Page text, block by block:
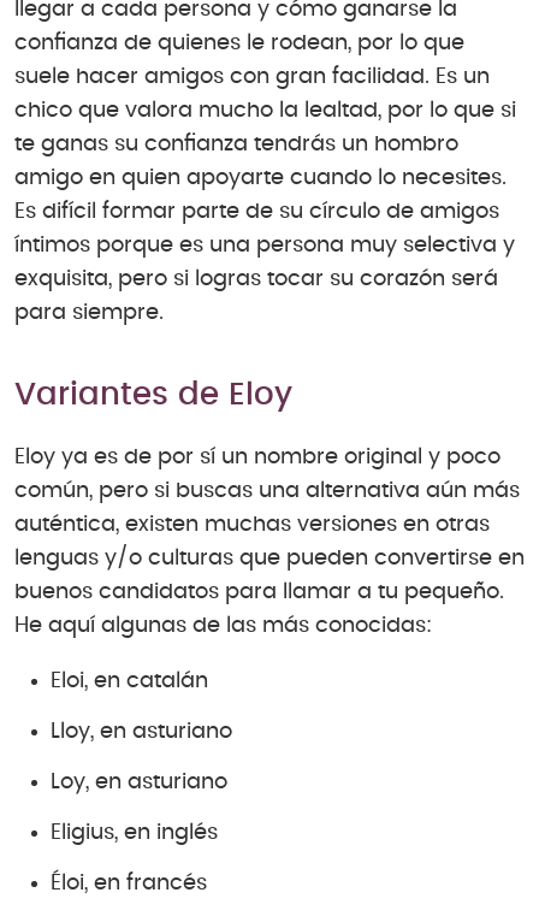
llegar a cada persona y cómo ganarse la
confianza de quienes le rodean, por lo que
suele hacer amigos con gran facilidad. Es un
chico que valora mucho la lealtad, por lo que si
te ganas su confianza tendrás un hombro
amigo en quien apoyarte cuando lo necesites.
Es difícil formar parte de su círculo de amigos
íntimos porque es una persona muy selectiva y
exquisita, pero si logras tocar su corazón será
para siempre.
Variantes de Eloy
Eloy ya es de por sí un nombre original y poco
común, pero si buscas una alternativa aún más
auténtica, existen muchas versiones en otras
lenguas y/o culturas que pueden convertirse en
buenos candidatos para llamar a tu pequeño.
He aquí algunas de las más conocidas:
Eloi, en catalán
Lloy, en asturiano
Loy, en asturiano
Eligius, en inglés
Éloi, en francés